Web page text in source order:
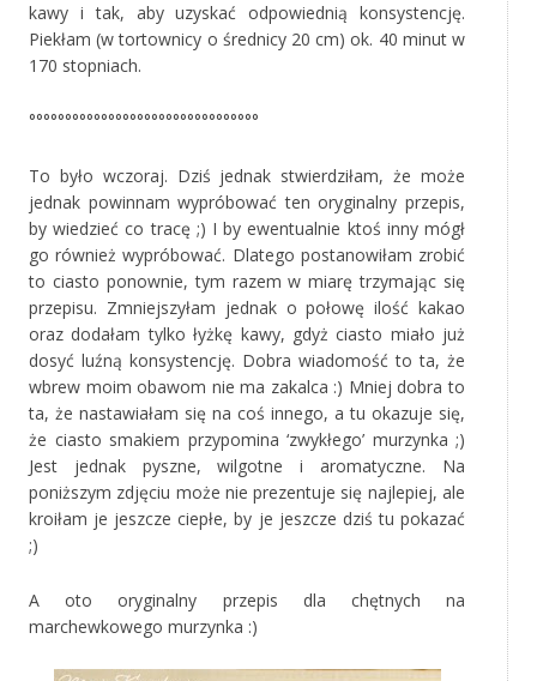
kawy i tak, aby uzyskać odpowiednią konsystencję.
Piekłam (w tortownicy o średnicy 20 cm) ok. 40 minut w
170 stopniach.
°°°°°°°°°°°°°°°°°°°°°°°°°°°°°°°°
To było wczoraj. Dziś jednak stwierdziłam, że może
jednak powinnam wypróbować ten oryginalny przepis,
by wiedzieć co tracę ;) I by ewentualnie ktoś inny mógł
go również wypróbować. Dlatego postanowiłam zrobić
to ciasto ponownie, tym razem w miarę trzymając się
przepisu. Zmniejszyłam jednak o połowę ilość kakao
oraz dodałam tylko łyżkę kawy, gdyż ciasto miało już
dosyć luźną konsystencję. Dobra wiadomość to ta, że
wbrew moim obawom nie ma zakalca :) Mniej dobra to
ta, że nastawiałam się na coś innego, a tu okazuje się,
że ciasto smakiem przypomina ‘zwykłego’ murzynka ;)
Jest jednak pyszne, wilgotne i aromatyczne. Na
poniższym zdjęciu może nie prezentuje się najlepiej, ale
kroiłam je jeszcze ciepłe, by je jeszcze dziś tu pokazać
;)
A oto oryginalny przepis dla chętnych na
marchewkowego murzynka :)